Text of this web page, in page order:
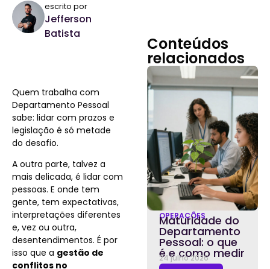
escrito por
Jefferson
Batista
Quem trabalha com
Departamento Pessoal
sabe: lidar com prazos e
legislação é só metade
do desafio.
A outra parte, talvez a
mais delicada, é lidar com
pessoas. E onde tem
gente, tem expectativas,
interpretações diferentes
e, vez ou outra,
desentendimentos. É por
isso que a gestão de
conflitos no
Conteúdos
relacionados
OPERAÇÕES
Maturidade do
Departamento
Pessoal: o que
é e como medir
24 julho 2026